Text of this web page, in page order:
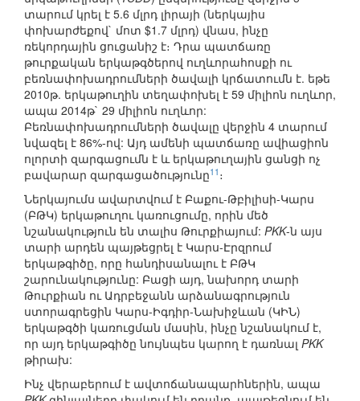
տարում կրել է 5.6 մլրդ լիրայի (ներկայիս
փոխարժեքով` մոտ $1.7 մլրդ) վնաս, ինչը
ռեկորդային ցուցանիշ է։ Դրա պատճառը
թուրքական երկաթգծերով ուղևորահոսքի ու
բեռնափոխադրումների ծավալի կրճատումն է. եթե
2010թ. երկաթուղին տեղափոխել է 59 միլիոն ուղևոր,
ապա 2014թ` 29 միլիոն ուղևոր:
Բեռնափոխադրումների ծավալը վերջին 4 տարում
նվազել է 86%-ով: Այդ ամենի պատճառը ավիացիոն
ոլորտի զարգացումն է և երկաթուղային ցանցի ոչ
բավարար զարգացածությունը11 ։
Ներկայումս ավարտվում է Բաքու-Թբիլիսի-Կարս
(ԲԹԿ) երկաթուղու կառուցումը, որին մեծ
նշանակություն են տալիս Թուրքիայում: PKK-ն այս
տարի արդեն պայթեցրել է Կարս-Էրզրում
երկաթգիծը, որը հանդիսանալու է ԲԹԿ
շարունակությունը: Բացի այդ, նախորդ տարի
Թուրքիան ու Ադրբեջանն արձանագրություն
ստորագրեցին Կարս-Իգդիր-Նախիջևան (ԿԻՆ)
երկաթգծի կառուցման մասին, ինչը նշանակում է,
որ այդ երկաթգիծը նույնպես կարող է դառնալ PKK
թիրախ:
Ինչ վերաբերում է ավտոճանապարհներին, ապա